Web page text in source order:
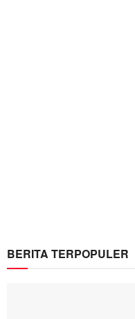
BERITA TERPOPULER